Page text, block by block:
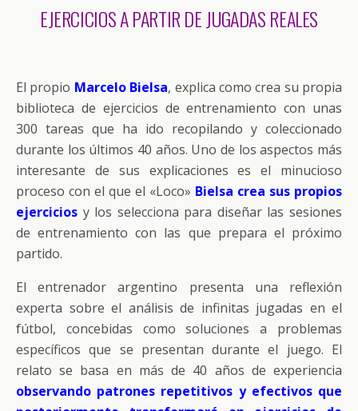
EJERCICIOS A PARTIR DE JUGADAS REALES
El propio Marcelo Bielsa, explica como crea su propia
biblioteca de ejercicios de entrenamiento con unas
300 tareas que ha ido recopilando y coleccionado
durante los últimos 40 años. Uno de los aspectos más
interesante de sus explicaciones es el minucioso
proceso con el que el «Loco» Bielsa crea sus propios
ejercicios y los selecciona para diseñar las sesiones
de entrenamiento con las que prepara el próximo
partido.
El entrenador argentino presenta una reflexión
experta sobre el análisis de infinitas jugadas en el
fútbol, concebidas como soluciones a problemas
específicos que se presentan durante el juego. El
relato se basa en más de 40 años de experiencia
observando patrones repetitivos y efectivos que